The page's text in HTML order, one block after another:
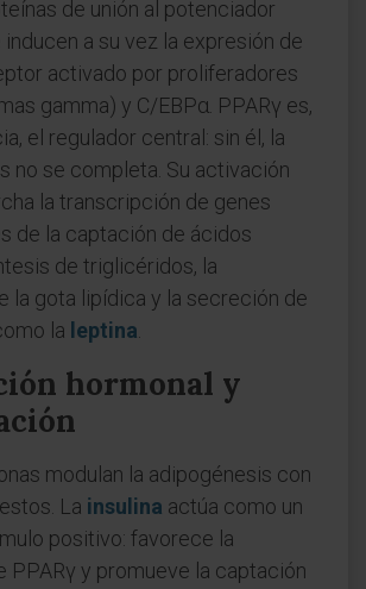
de unión al potenciador
inducen a su vez la expresión de
activado por proliferadores
gamma) y C/EBPα. PPARγ es,
el regulador central: sin él, la
no se completa. Su activación
la transcripción de genes
de la captación de ácidos
de triglicéridos, la
la gota lipídica y la secreción de
la leptina
hormonal y
modulan la adipogénesis con
La insulina actúa como un
positivo: favorece la
PPARγ y promueve la captación